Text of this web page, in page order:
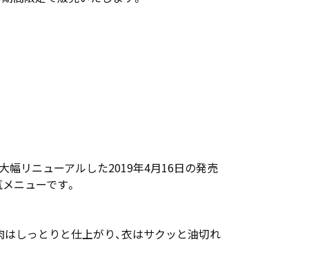
幅リニューアルした2019年4月16日の発売
ニューです。
しっとりと仕上がり、衣はサクッと油切れ